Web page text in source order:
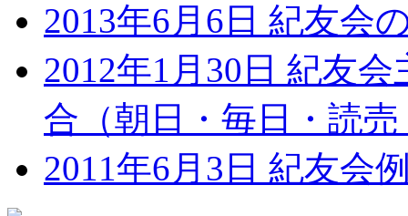
2013年6月6日 紀友会
2012年1月30日 紀友
合（朝日・毎日・読
2011年6月3日 紀友